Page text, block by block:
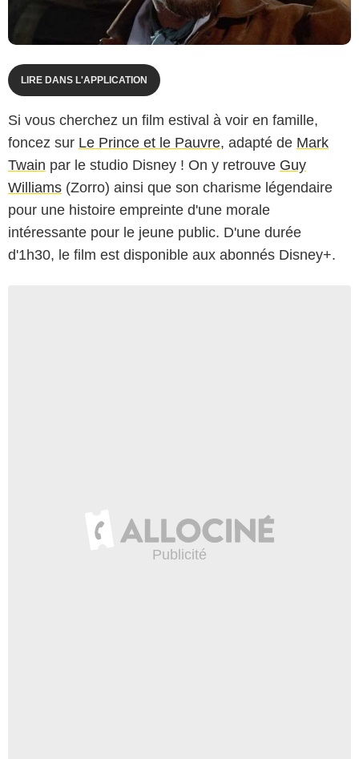
LIRE DANS L'APPLICATION
Si vous cherchez un film estival à voir en famille,
foncez sur Le Prince et le Pauvre, adapté de Mark
Twain par le studio Disney ! On y retrouve Guy
Williams (Zorro) ainsi que son charisme légendaire
pour une histoire empreinte d'une morale
intéressante pour le jeune public. D'une durée
d'1h30, le film est disponible aux abonnés Disney+.